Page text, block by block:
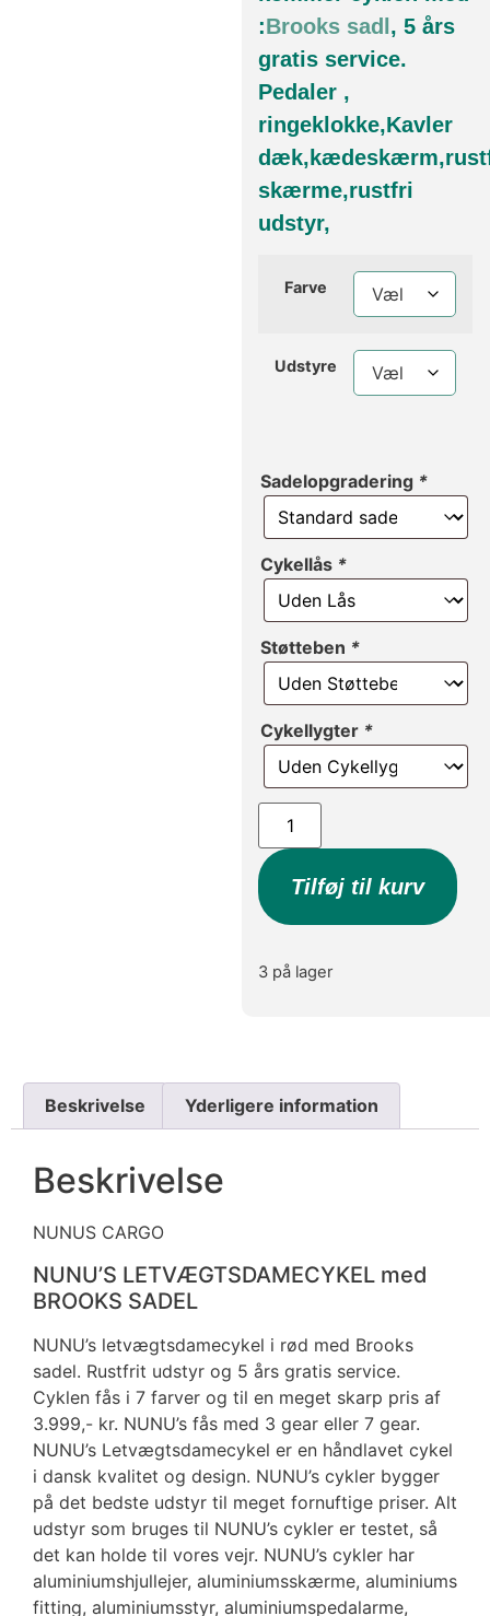
:Brooks sadl , 5 års
gratis service.
Pedaler ,
ringeklokke,Kavler
skærme,rustfri
udstyr,
Farve
Udstyre
Sadelopgradering *
Cykellås *
Støtteben *
Cykellygter *
Tilføj til kurv
3 på lager
Beskrivelse Yderligere information
Beskrivelse
NUNUS CARGO
NUNU’S LETVÆGTSDAMECYKEL med
BROOKS SADEL
NUNU’s letvægtsdamecykel i rød med Brooks
sadel. Rustfrit udstyr og 5 års gratis service.
Cyklen fås i 7 farver og til en meget skarp pris af
3.999,- kr. NUNU’s fås med 3 gear eller 7 gear.
NUNU’s Letvægtsdamecykel er en håndlavet cykel
i dansk kvalitet og design. NUNU’s cykler bygger
på det bedste udstyr til meget fornuftige priser. Alt
udstyr som bruges til NUNU’s cykler er testet, så
det kan holde til vores vejr. NUNU’s cykler har
aluminiumshjullejer, aluminiumsskærme, aluminiums
fitting, aluminiumsstyr, aluminiumspedalarme,